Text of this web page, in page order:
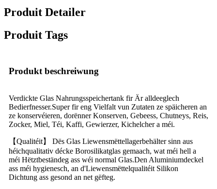
Produit Detailer
Produit Tags
Produkt beschreiwung
Verdickte Glas Nahrungsspeichertank fir Är alldeeglech
Bedierfnesser.Super fir eng Vielfalt vun Zutaten ze späicheren an
ze konservéieren, dorënner Konserven, Gebeess, Chutneys, Reis,
Zocker, Miel, Téi, Kaffi, Gewierzer, Kichelcher a méi.
【Qualitéit】 Dës Glas Liewensmëttellagerbehälter sinn aus
héichqualitativ décke Borosilikatglas gemaach, wat méi hell a
méi Hëtztbeständeg ass wéi normal Glas.Den Aluminiumdeckel
ass méi hygienesch, an d'Liewensmëttelqualitéit Silikon
Dichtung ass gesond an net gëfteg.